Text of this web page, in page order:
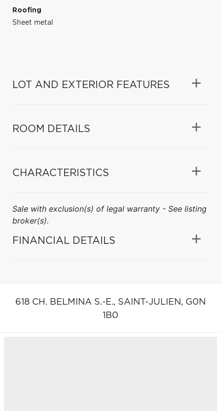
Roofing
Sheet metal
LOT AND EXTERIOR FEATURES
ROOM DETAILS
CHARACTERISTICS
Sale with exclusion(s) of legal warranty - See listing
broker(s).
FINANCIAL DETAILS
618 CH. BELMINA S.-E., SAINT-JULIEN, G0N
1B0